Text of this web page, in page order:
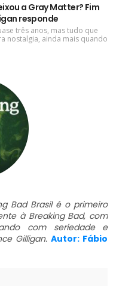
a Gray Matter? Fim
responde
três anos, mas tudo que
nostalgia, ainda mais quando
Bad Brasil é o primeiro
à Breaking Bad, com
com seriedade e
Gilligan. Autor: Fábio